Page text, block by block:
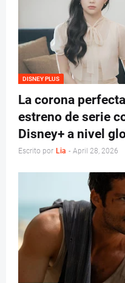
DISNEY PLUS
La corona
estreno de serie
Disney+ a nivel
Escrito por Lia - April 28, 2026